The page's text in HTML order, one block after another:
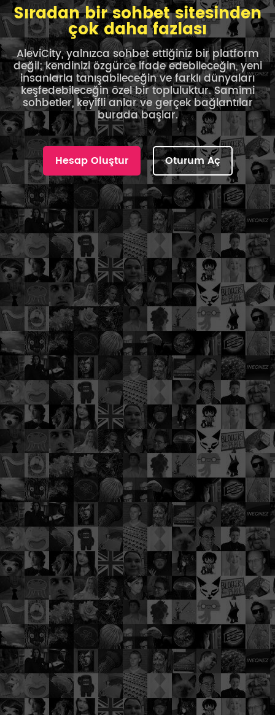
Sıradan bir sohbet sitesinden
çok daha fazlası
AleviCity, yalnızca sohbet ettiğiniz bir platform
değil; kendinizi özgürce ifade edebileceğin, yeni
insanlarla tanışabileceğin ve farklı dünyaları
keşfedebileceğin özel bir topluluktur. Samimi
sohbetler, keyifli anlar ve gerçek bağlantılar
burada başlar.
Hesap Oluştur Oturum Aç